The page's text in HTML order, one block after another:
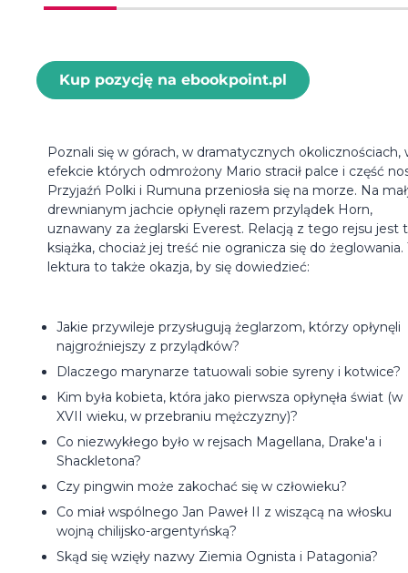
Kup pozycję na ebookpoint.pl
Poznali się w górach, w dramatycznych okolicznościach,
efekcie których odmrożony Mario stracił palce i część
Przyjaźń Polki i Rumuna przeniosła się na morze. Na
drewnianym jachcie opłynęli razem przylądek Horn,
uznawany za żeglarski Everest. Relacją z tego rejsu jest
książka, chociaż jej treść nie ogranicza się do żeglowania.
lektura to także okazja, by się dowiedzieć:
Jakie przywileje przysługują żeglarzom, którzy opłynęli
najgroźniejszy z przylądków?
Dlaczego marynarze tatuowali sobie syreny i kotwice?
Kim była kobieta, która jako pierwsza opłynęła świat (w
XVII wieku, w przebraniu mężczyzny)?
Co niezwykłego było w rejsach Magellana, Drake'a i
Shackletona?
Czy pingwin może zakochać się w człowieku?
Co miał wspólnego Jan Paweł II z wiszącą na włosku
wojną chilijsko-argentyńską?
Skąd się wzięły nazwy Ziemia Ognista i Patagonia?